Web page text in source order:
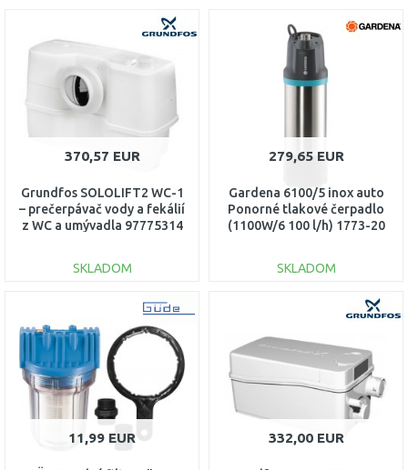
Porovnať
DO KOŠÍKA
Porovnať
370,57 EUR
Grundfos SOLOLIFT2 WC-1
– prečerpávač vody a fekálií
z WC a umývadla 97775314
SKLADOM
DO KOŠÍKA
Porovnať
279,65 EUR
Gardena 6100/5 inox auto
Ponorné tlakové čerpadlo
(1100W/6 100 l/h) 1773-20
SKLADOM
Porovnať
11,99 EUR 332,00 EUR